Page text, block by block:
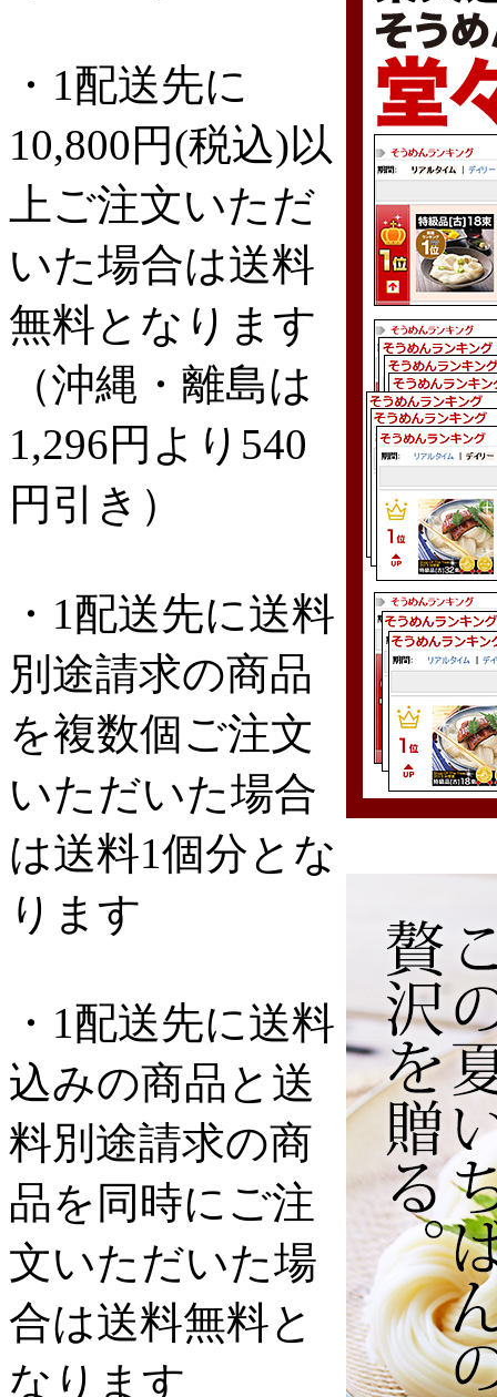
・1配送先に
10,800円(税込)以
上ご注文いただ
いた場合は送料
無料となります
（沖縄・離島は
1,296円より540
円引き）
・1配送先に送料
別途請求の商品
を複数個ご注文
いただいた場合
は送料1個分とな
ります
・1配送先に送料
込みの商品と送
料別途請求の商
品を同時にご注
文いただいた場
合は送料無料と
なります